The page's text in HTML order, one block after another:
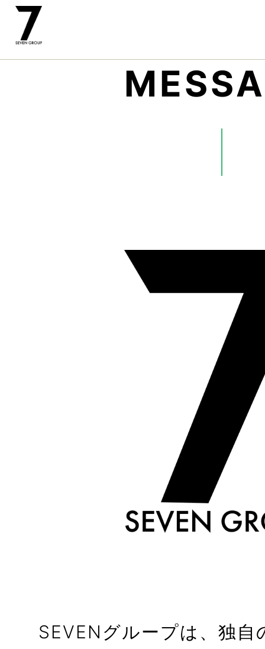
SEVENグループは、独自